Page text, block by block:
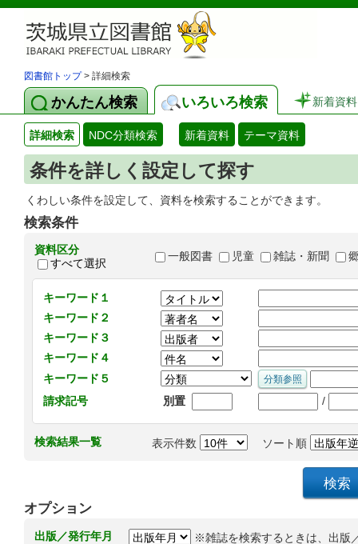
図書館トップ> 詳細検索
かんたん検索 いろいろ検索 新着資料
詳細検索 NDC分類検索 新着資料 テーマ資料
条件を詳しく設定して探す
くわしい条件を設定して、資料を検索することができます。
検索条件
資料区分
すべて選択
一般図書 児童 雑誌・新聞
キーワード１
キーワード２
キーワード３
キーワード４
キーワード５
請求記号
別置 /
検索結果一覧 表示件数 ソート順
オプション
出版／発行年月
※雑誌を検索するときは、出版